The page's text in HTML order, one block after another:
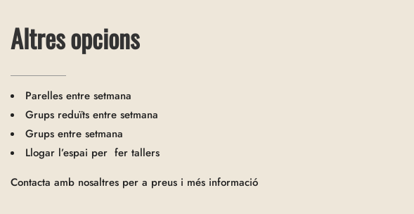
Altres opcions
Parelles entre setmana
Grups reduïts entre setmana
Grups entre setmana
Llogar l’espai per fer tallers
Contacta amb nosaltres per a preus i més informació